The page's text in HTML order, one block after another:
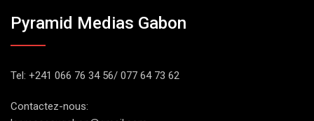
Pyramid Medias Gabon
Tel: +241 066 76 34 56/ 077 64 73 62
Contactez-nous: